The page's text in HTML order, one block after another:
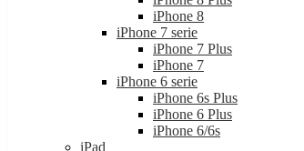
iPhone 6 serie
iPhone 6s Plus
iPhone 6 Plus
iPhone 6/6s
iPad
iPad 9.7 inch
iPad 10.2 inch
iPad 10.5 inch